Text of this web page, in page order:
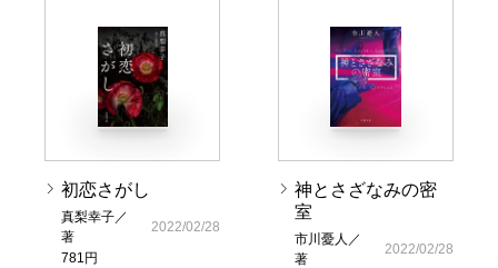
初恋さがし
真梨幸子／
著
781円
2022/02/28
神とさざなみの密
室
市川憂人／
著
2022/02/28